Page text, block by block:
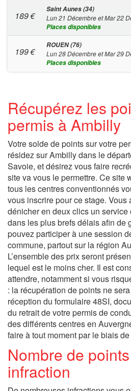
189€
Saint Aunes (34)
Lun 21 Décembre et Mar 22
Places disponibles
199€
ROUEN (76)
Lun 28 Décembre et Mar 29
Places disponibles
Récupérez les
permis à Ambilly
Votre solde de points sur votre
résidez sur Ambilly dans le
Savoie, et désirez vous faire
site va vous le permettre. Ce site
tous les centres conventionnés
vous inscrire pour ce stage. Vous
dénicher en deux clics un
dans les plus brefs délais afin de
pouvez participer à une session
commune, partout sur la région
L’ensemble des prix seront
lequel est le moins cher. Il est
attendre, notamment si vous
: la récupération de points ne
réception du formulaire 48SI,
du retrait de votre permis de
des différents centres en
faire à tout moment par le biais
Nombre de
infraction